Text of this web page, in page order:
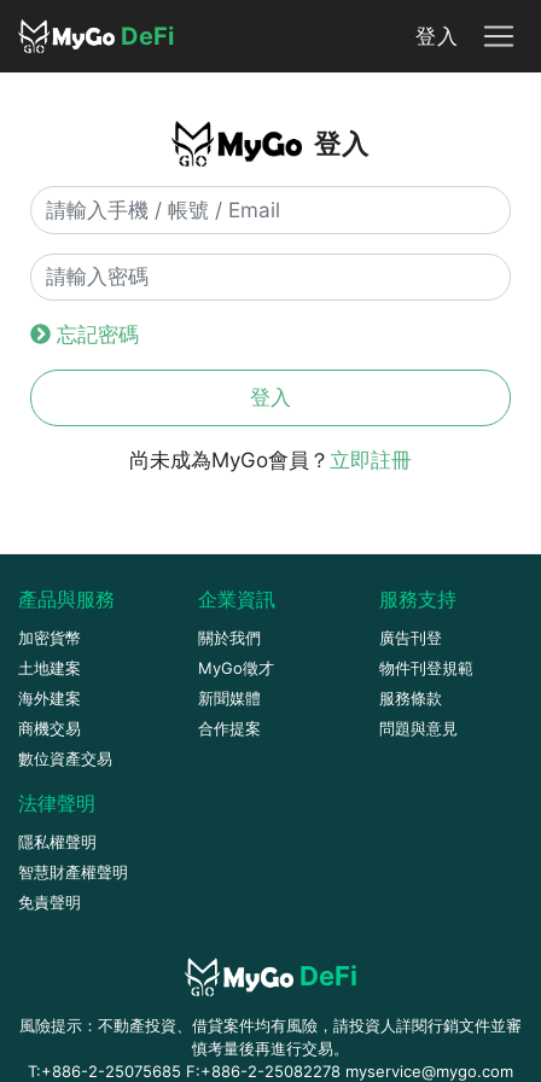
DeFi 登入
登入
忘記密碼
登入
尚未成為MyGo會員？ 立即註冊
產品與服務
加密貨幣
土地建案
海外建案
商機交易
數位資產交易
企業資訊
關於我們
MyGo徵才
新聞媒體
合作提案
服務支持
廣告刊登
物件刊登規範
服務條款
問題與意見
法律聲明
隱私權聲明
智慧財產權聲明
免責聲明
DeFi
風險提示：不動產投資、借貸案件均有風險，請投資人詳閱行銷文件並審
慎考量後再進行交易。
T:+886-2-25075685 F:+886-2-25082278 myservice@mygo.com